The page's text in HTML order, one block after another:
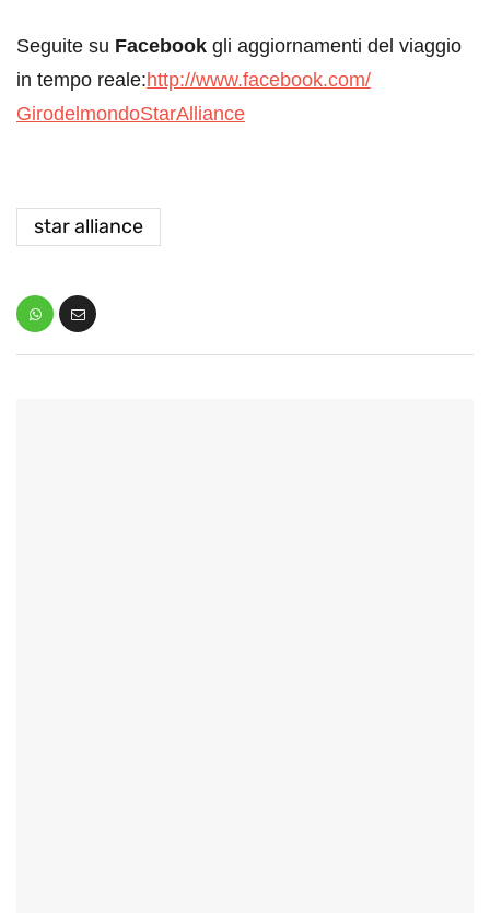
Seguite su Facebook gli aggiornamenti del viaggio
in tempo reale:http://www.facebook.com/
GirodelmondoStarAlliance
star alliance